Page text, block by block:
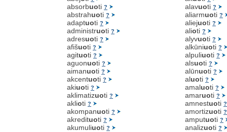
absorbuoti ?
abstrahuoti ?
adaptuoti ?
administruoti ?
adresuoti ?
afišuoti ?
agituoti ?
aguonuoti ?
aimanuoti ?
akcentuoti ?
akiuoti ?
aklimatizuoti ?
aklioti ?
akompanuoti ?
akredituoti ?
akumuliuoti ?
alavuoti ?
aliarmuoti ?
aliejuoti ?
alioti ?
alyvuoti ?
alkūniuoti ?
alpuliuoti ?
alsuoti ?
alūnuoti ?
aluoti ?
amaluoti ?
amaruoti ?
amnestuoti ?
amortizuoti ?
amputuoti ?
analizuoti ?